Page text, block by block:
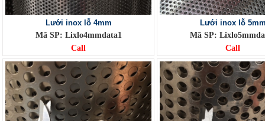
Lưới inox lỗ 4mm
Mã SP: Lixlo4mmdata1
Call
Lưới inox lỗ
Mã SP:
Call